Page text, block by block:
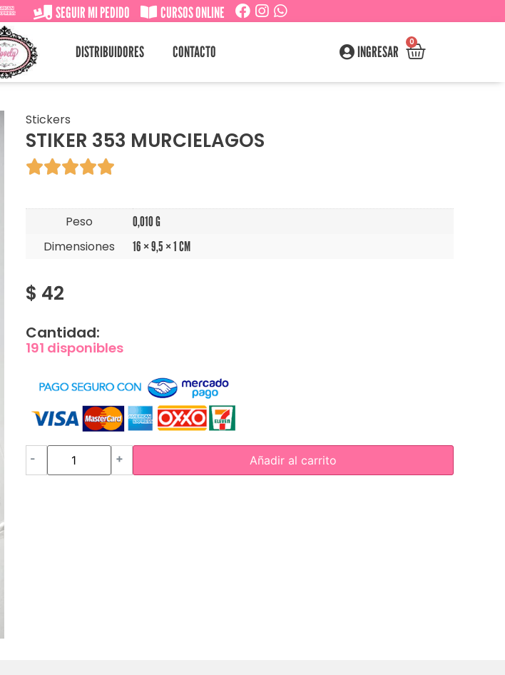
SEGUIR MI PEDIDO CURSOS ONLINE
DISTRIBUIDORES CONTACTO INGRESAR
0
Stickers
STIKER 353 MURCIELAGOS

Peso 0,010 G
Dimensiones 16 × 9,5 × 1 CM
$ 42
Cantidad:
191 disponibles
- + Añadir al carrito